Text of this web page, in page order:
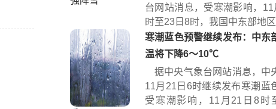
台网站消息，受寒潮影响，
时至23日8时，我国中东部地
寒潮蓝色预警继续发布：中东
温将下降6～10℃
据中央气象台网站消息，中
11月21日6时继续发布寒潮蓝
受寒潮影响，11月21日8时